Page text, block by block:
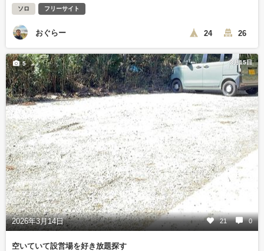
ソロ フリーサイト
おぐらー 24 26
3月15日
2026年3月14日 21 0
5
空いていて設営場を好き放題探す